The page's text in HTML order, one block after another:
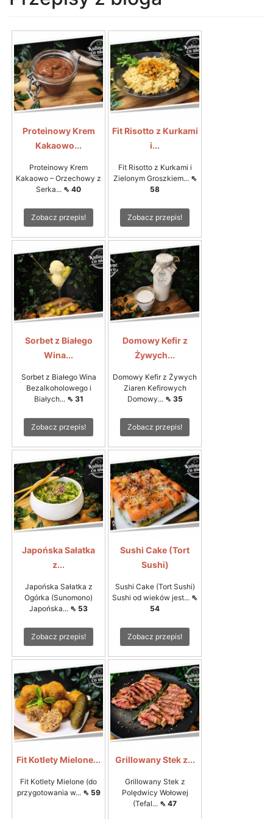
Proteinowy Krem
Kakaowo...
Proteinowy Krem
Kakaowo – Orzechowy z
Serka... ⇖ 40
Zobacz przepis!
Fit Risotto z Kurkami
i...
Fit Risotto z Kurkami i
Zielonym Groszkiem... ⇖
58
Zobacz przepis!
Sorbet z Białego
Wina...
Sorbet z Białego Wina
Bezalkoholowego i
Białych... ⇖ 31
Zobacz przepis!
Domowy Kefir z
Żywych...
Domowy Kefir z Żywych
Ziaren Kefirowych
Domowy... ⇖ 35
Zobacz przepis!
Japońska Sałatka
z...
Japońska Sałatka z
Ogórka (Sunomono)
Japońska... ⇖ 53
Zobacz przepis!
Sushi Cake (Tort
Sushi)
Sushi Cake (Tort Sushi)
Sushi od wieków jest... ⇖
54
Zobacz przepis!
Fit Kotlety Mielone...
Fit Kotlety Mielone (do
przygotowania w... ⇖ 59
Grillowany Stek z...
Grillowany Stek z
Polędwicy Wołowej
(Tefal... ⇖ 47